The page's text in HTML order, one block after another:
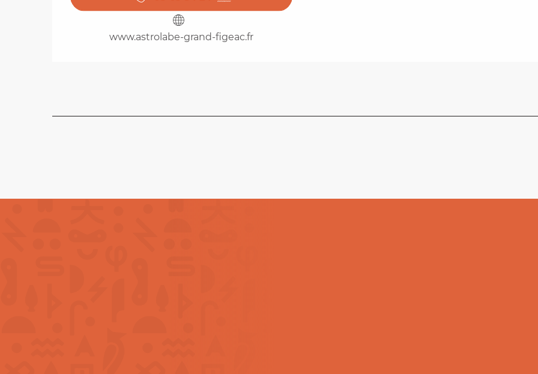
www.astrolabe-grand-figeac.fr